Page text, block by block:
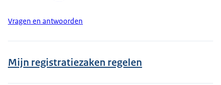
Vragen en antwoorden
Mijn registratiezaken regelen